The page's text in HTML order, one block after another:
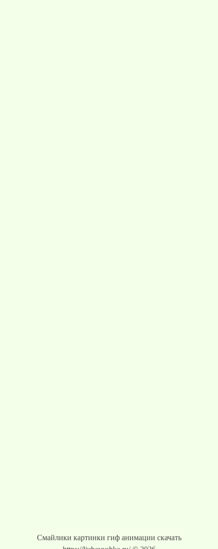
Смайлики картинки гиф анимации скачать